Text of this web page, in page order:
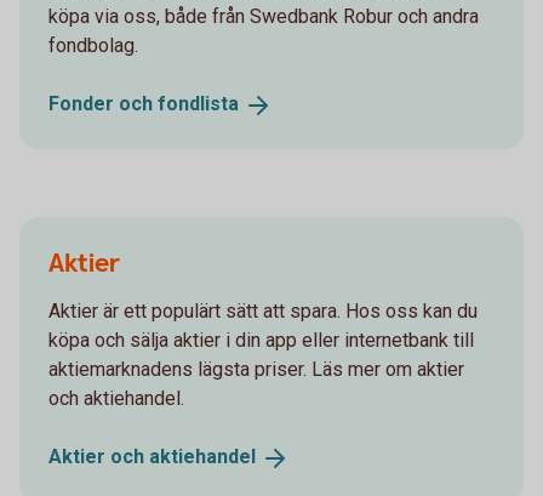
köpa via oss, både från Swedbank Robur och andra
fondbolag.
Fonder och fondlista
Aktier
Aktier är ett populärt sätt att spara. Hos oss kan du
köpa och sälja aktier i din app eller internetbank till
aktiemarknadens lägsta priser. Läs mer om aktier
och aktiehandel.
Aktier och aktiehandel